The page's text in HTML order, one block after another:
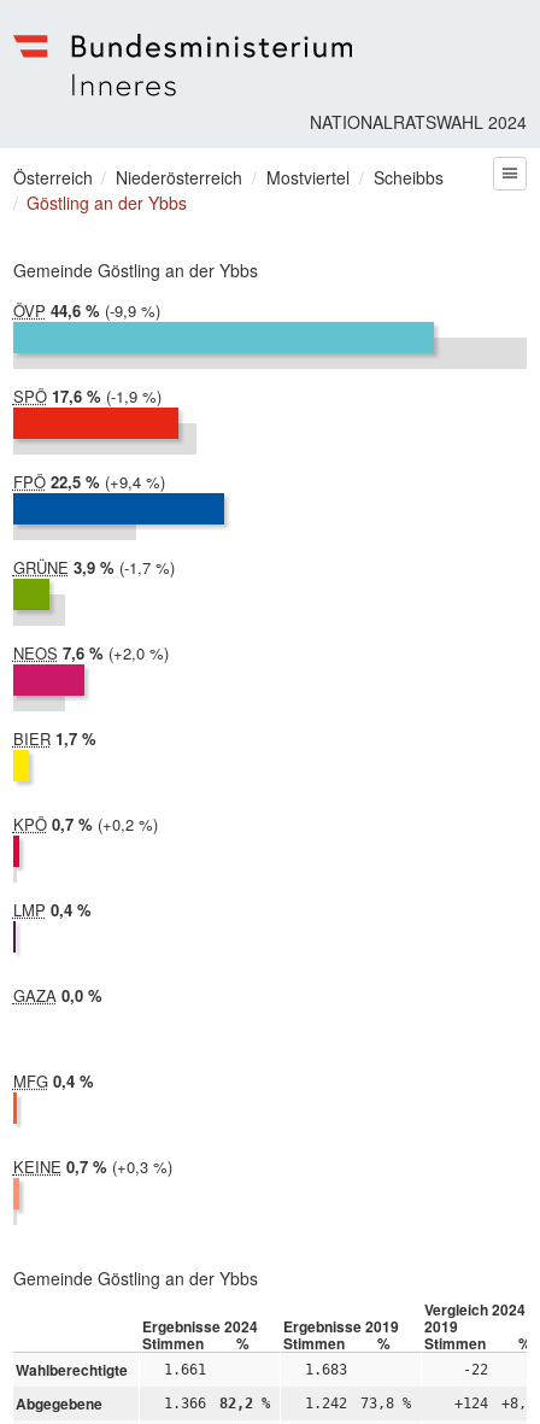
NATIONALRATSWAHL 2024
Sie befinden sich hier
Österreich Niederösterreich Mostviertel
Scheibbs
Göstling an der Ybbs
Gemeinde Göstling an der Ybbs
ÖVP 2024:
44,6 %
2019:
54,6 %
Differenz:
-9,9 %
SPÖ 2024:
17,6 %
2019:
19,5 %
Differenz:
-1,9 %
FPÖ 2024:
22,5 %
2019:
13,1 %
Differenz:
+9,4 %
GRÜNE 2024:
3,9 % Differenz:
-1,7 %
NEOS 2024:
7,6 % Differenz:
+2,0 %
BIER 2024:
1,7 %
KPÖ 2024:
0,7 % Differenz:
+0,2 %
LMP 2024:
0,4 %
GAZA 2024:
0,0 %
MFG 2024:
0,4 %
KEINE 2024:
0,7 % Differenz:
+0,3 %
Gemeinde Göstling an der Ybbs
Ergebnisse 2024 Ergebnisse 2019
Vergleich 2024 –
2019
Stimmen % Stimmen % Stimmen
%
Wahlberechtigte
1.661 1.683 -22
Abgegebene 1.366 82,2 % 1.242 73,8 % +124 +8,4